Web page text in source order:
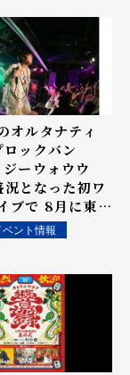
オルタナティ
ロックバン
ーウォウウ
月に東名
「爆WOW」開
ント情報